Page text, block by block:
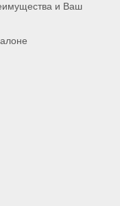
и Ваш